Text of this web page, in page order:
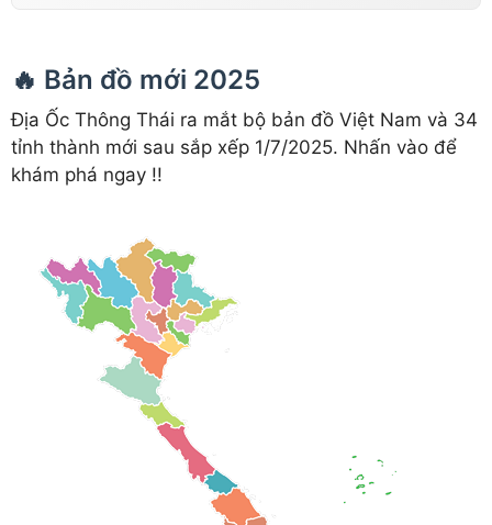
🔥 Bản đồ mới 2025
Địa Ốc Thông Thái ra mắt bộ bản đồ Việt Nam và 34
tỉnh thành mới sau sắp xếp 1/7/2025. Nhấn vào để
khám phá ngay !!